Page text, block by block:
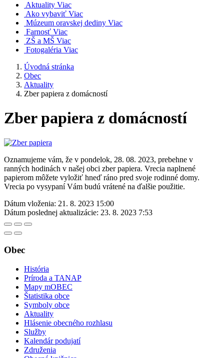
Aktuality Viac
Ako vybaviť Viac
Múzeum oravskej dediny Viac
Farnosť Viac
ZŠ a MŠ Viac
Fotogaléria Viac
Úvodná stránka
Obec
Aktuality
Zber papiera z domácností
Zber papiera z domácností
Oznamujeme vám, že v pondelok, 28. 08. 2023, prebehne v
ranných hodinách v našej obci zber papiera. Vrecia naplnené
papierom môžete vyložiť hneď ráno pred svoje rodinné domy.
Vrecia po vysypaní Vám budú vrátené na ďalšie použitie.
Dátum vloženia: 21. 8. 2023 15:00
Dátum poslednej aktualizácie: 23. 8. 2023 7:53
Obec
História
Príroda a TANAP
Mapy mOBEC
Štatistika obce
Symboly obce
Aktuality
Hlásenie obecného rozhlasu
Služby
Kalendár podujatí
Združenia